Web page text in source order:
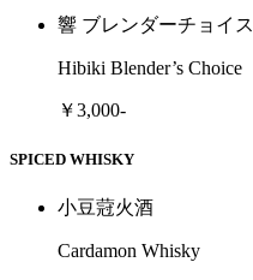
響 ブレンダーチョイス
Hibiki Blender’s Choice
￥3,000-
SPICED WHISKY
小豆蒄火酒
Cardamon Whisky